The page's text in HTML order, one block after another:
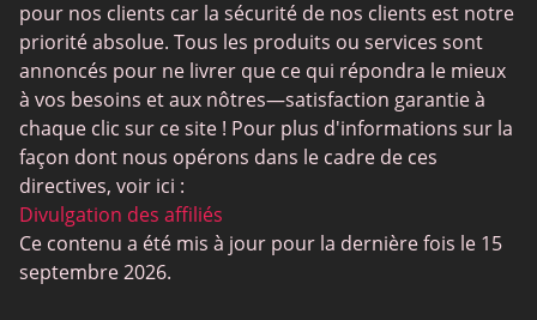
SugarDaddyMeet
LatinAmericanCupid
CatholicMatch
pour nos clients car la sécurité de nos clients est notre
priorité absolue. Tous les produits ou services sont
annoncés pour ne livrer que ce qui répondra le mieux
à vos besoins et aux nôtres—satisfaction garantie à
chaque clic sur ce site ! Pour plus d'informations sur la
façon dont nous opérons dans le cadre de ces
directives, voir ici :
Divulgation des affiliés
Ce contenu a été mis à jour pour la dernière fois le 15
septembre 2026.